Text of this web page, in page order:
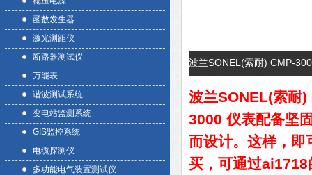
函数发生器
激光测距仪
断路器测试仪
万能表
谐波测试系统
变电站监测系统
GIS监控系统
电缆探测仪
多功能电气装置测试仪
波兰SONEL(索耐) CMP-
波兰SONEL(索耐
3000 仪表配备坚
而设计。这样，即
买，可通过